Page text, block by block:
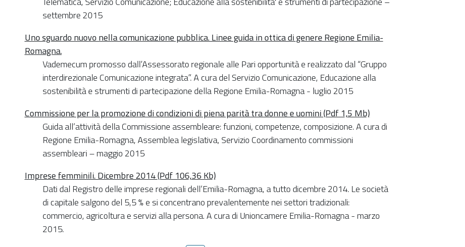
settembre 2015
Uno sguardo nuovo nella comunicazione pubblica. Linee guida in ottica di genere Regione Emilia-
Romagna.
Vademecum promosso dall’Assessorato regionale alle Pari opportunità e realizzato dal “Gruppo
interdirezionale Comunicazione integrata”. A cura del Servizio Comunicazione, Educazione alla
sostenibilità e strumenti di partecipazione della Regione Emilia-Romagna - luglio 2015
Commissione per la promozione di condizioni di piena parità tra donne e uomini (Pdf 1,5 Mb)
Guida all’attività della Commissione assembleare: funzioni, competenze, composizione. A cura di
Regione Emilia-Romagna, Assemblea legislativa, Servizio Coordinamento commissioni
assembleari – maggio 2015
Imprese femminili. Dicembre 2014 (Pdf 106,36 Kb)
Dati dal Registro delle imprese regionali dell’Emilia-Romagna, a tutto dicembre 2014. Le società
di capitale salgono del 5,5 % e si concentrano prevalentemente nei settori tradizionali:
commercio, agricoltura e servizi alla persona. A cura di Unioncamere Emilia-Romagna - marzo
2015.